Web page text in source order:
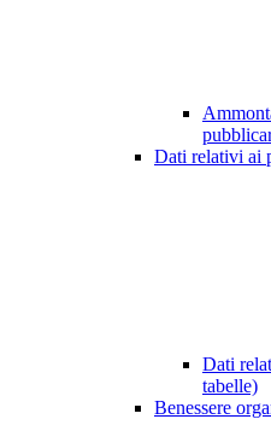
Dati relativi ai
Dati
tabelle)
Benessere